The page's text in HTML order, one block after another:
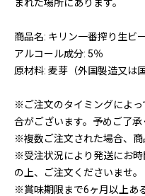
まれた場所にあります。
商品名: キリン一番搾り生ビ
アルコール成分: 5％
原材料: 麦芽（外国製造又は
※ご注文のタイミングによっ
合がございます。予めご了承
※複数ご注文された場合、商
※受注状況により発送にお
の上、ご注文くださいませ。
※賞味期限まで6ヶ月以上あ